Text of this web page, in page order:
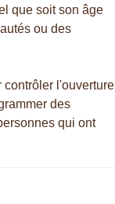
que soit son âge
ou des
contrôler l'ouverture
des
qui ont